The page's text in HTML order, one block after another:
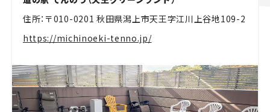
住所：〒010-0201 秋田県潟上市天王字江川上谷地109-2
https://michinoeki-tenno.jp/